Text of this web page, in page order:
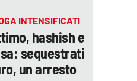
INTENSIFICATI
hashish e
sequestrati
un arresto